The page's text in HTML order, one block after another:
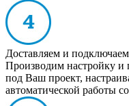
Доставляем и
Производим настройку
под Ваш проект,
автоматической работы